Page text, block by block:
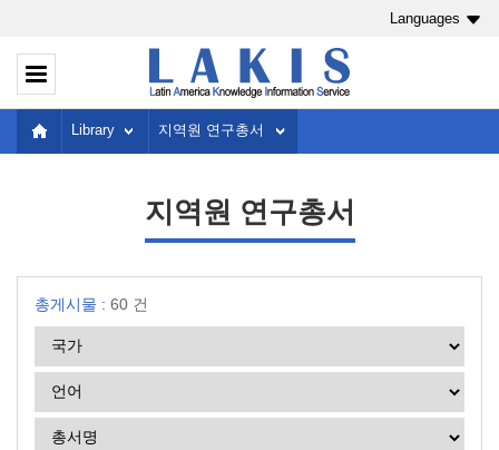
Languages
Library 지역원 연구총서
지역원 연구총서
총게시물 : 60 건